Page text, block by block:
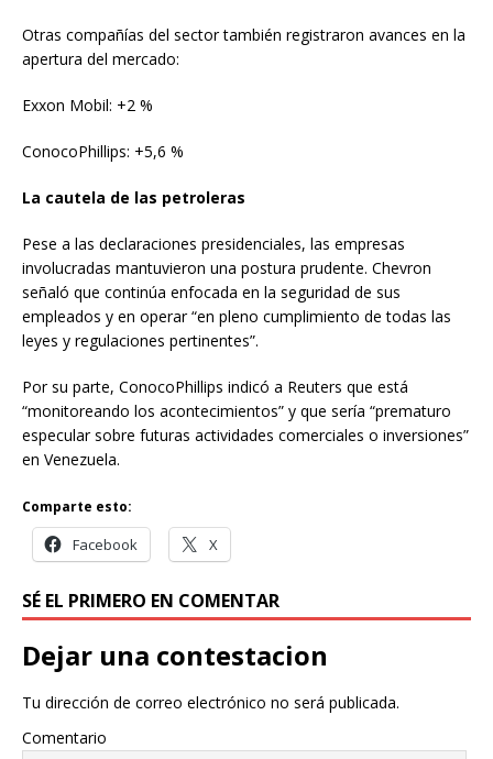
Otras compañías del sector también registraron avances en la
apertura del mercado:
Exxon Mobil: +2 %
ConocoPhillips: +5,6 %
La cautela de las petroleras
Pese a las declaraciones presidenciales, las empresas
involucradas mantuvieron una postura prudente. Chevron
señaló que continúa enfocada en la seguridad de sus
empleados y en operar “en pleno cumplimiento de todas las
leyes y regulaciones pertinentes”.
Por su parte, ConocoPhillips indicó a Reuters que está
“monitoreando los acontecimientos” y que sería “prematuro
especular sobre futuras actividades comerciales o inversiones”
en Venezuela.
Comparte esto:
Facebook X
SÉ EL PRIMERO EN COMENTAR
Dejar una contestacion
Tu dirección de correo electrónico no será publicada.
Comentario